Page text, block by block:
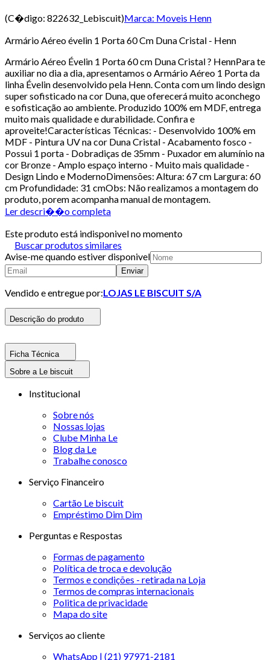
(C�digo: 822632_Lebiscuit)Marca: Moveis Henn
Armário Aéreo évelin 1 Porta 60 Cm Duna Cristal - Henn
Armário Aéreo Évelin 1 Porta 60 cm Duna Cristal ? HennPara te
auxiliar no dia a dia, apresentamos o Armário Aéreo 1 Porta da
linha Évelin desenvolvido pela Henn. Conta com um lindo design
super sofisticado na cor Duna, que oferecerá muito aconchego
e sofisticação ao ambiente. Produzido 100% em MDF, entrega
muito mais qualidade e durabilidade. Confira e
aproveite!Características Técnicas: - Desenvolvido 100% em
MDF - Pintura UV na cor Duna Cristal - Acabamento fosco -
Possui 1 porta - Dobradiças de 35mm - Puxador em alumínio na
cor Bronze - Amplo espaço interno - Muito mais qualidade -
Design Lindo e ModernoDimensões: Altura: 67 cm Largura: 60
cm Profundidade: 31 cmObs: Não realizamos a montagem do
produto, porem acompanha manual de montagem.
Ler descri��o completa
Este produto está indisponivel no momento
Buscar produtos similares
Avise-me quando estiver disponivel
Enviar
Vendido e entregue por:LOJAS LE BISCUIT S/A
Descrição do produto
Ficha Técnica
Sobre a Le biscuit
Institucional
Sobre nós
Nossas lojas
Clube Minha Le
Blog da Le
Trabalhe conosco
Serviço Financeiro
Cartão Le biscuit
Empréstimo Dim Dim
Perguntas e Respostas
Formas de pagamento
Política de troca e devolução
Termos e condições - retirada na Loja
Termos de compras internacionais
Politica de privacidade
Mapa do site
Serviços ao cliente
WhatsApp | (21) 97971-2181